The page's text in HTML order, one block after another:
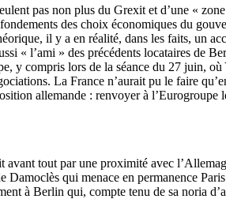
pas non plus du Grexit et d’une «
des choix économiques du
il y a en réalité, dans les faits, un
« l’ami » des précédents locataires de
y compris lors de la séance du 27 juin,
La France n’aurait pu le faire
allemande : renvoyer à l’Eurogroupe
tout par une proximité avec
qui menace en permanence
à Berlin qui, compte tenu de sa noria